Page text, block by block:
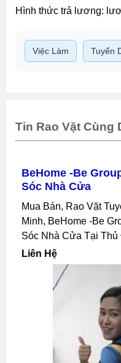
hình thức trả lương:
Việc Làm Tuyển
Tin Rao Vặt Cùng
BeHome -Be
Sóc Nhà Cửa
Mua Bán, Rao Vặt Tuyển Dụng Thủ Đức Hồ Chí
Minh, BeHome -Be
Sóc Nhà Cửa Tại
Liên Hệ